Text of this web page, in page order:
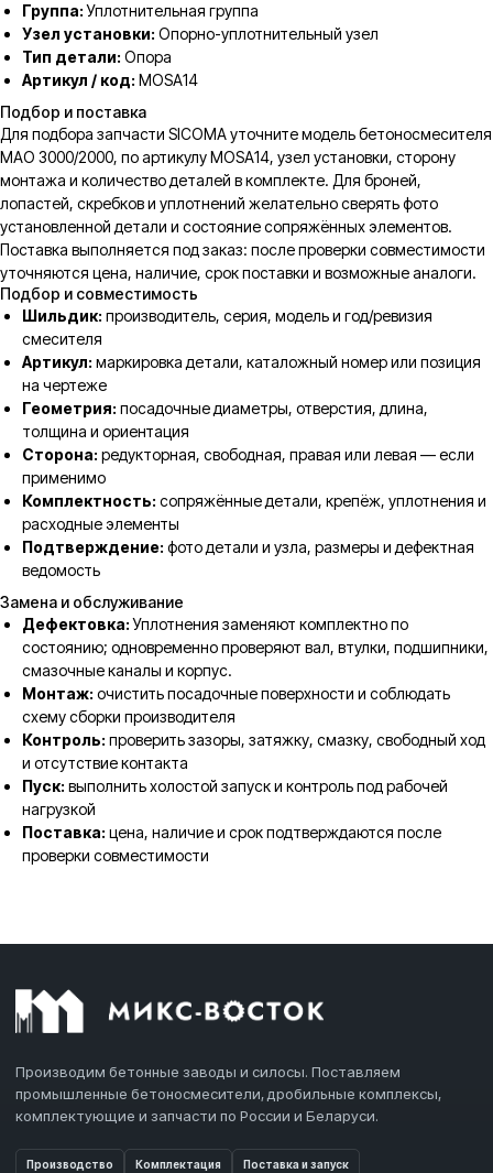
Группа:Уплотнительная группа
Узел установки: Опорно-уплотнительный узел
Тип детали: Опора
Артикул / код: MOSA14
Подбор и поставка
Для подбора запчасти SICOMA уточните модель бетоносмесителя
MAO 3000/2000, по артикулу MOSA14, узел установки, сторону
монтажа и количество деталей в комплекте. Для броней,
лопастей, скребков и уплотнений желательно сверять фото
установленной детали и состояние сопряжённых элементов.
Поставка выполняется под заказ: после проверки совместимости
уточняются цена, наличие, срок поставки и возможные аналоги.
Подбор и совместимость
Шильдик: производитель, серия, модель и год/ревизия
смесителя
Артикул: маркировка детали, каталожный номер или позиция
на чертеже
Геометрия: посадочные диаметры, отверстия, длина,
толщина и ориентация
Сторона: редукторная, свободная, правая или левая — если
применимо
Комплектность: сопряжённые детали, крепёж, уплотнения и
расходные элементы
Подтверждение: фото детали и узла, размеры и дефектная
ведомость
Замена и обслуживание
Дефектовка:Уплотнения заменяют комплектно по
состоянию; одновременно проверяют вал, втулки, подшипники,
смазочные каналы и корпус.
Монтаж: очистить посадочные поверхности и соблюдать
схему сборки производителя
Контроль: проверить зазоры, затяжку, смазку, свободный ход
и отсутствие контакта
Пуск: выполнить холостой запуск и контроль под рабочей
нагрузкой
Поставка: цена, наличие и срок подтверждаются после
проверки совместимости
Производим бетонные заводы и силосы. Поставляем
промышленные бетоносмесители, дробильные комплексы,
комплектующие и запчасти по России и Беларуси.
Производство Комплектация Поставка и запуск